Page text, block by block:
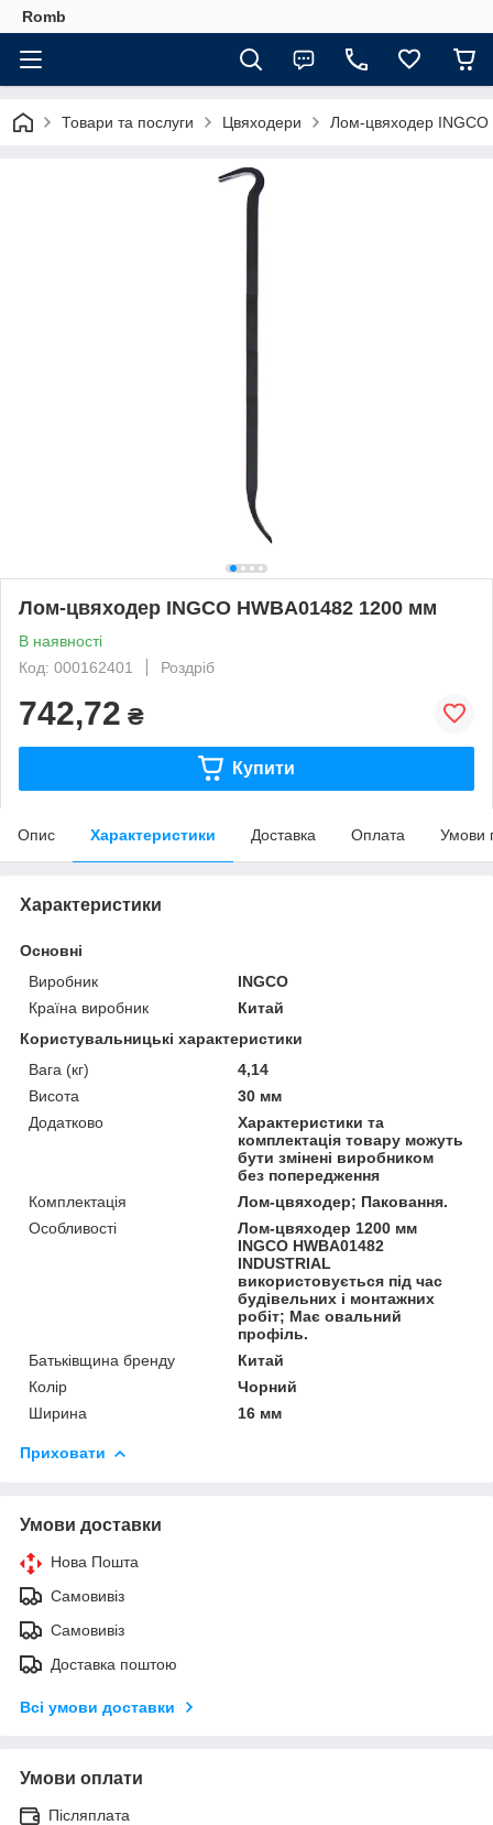
Romb
Товари та послуги Цвяходери Лом-цвяходер
Лом-цвяходер INGCO HWBA01482 1200 мм
В наявності
Код: 000162401
Роздріб
742,72 ₴
Купити
Опис Характеристики Доставка Оплата Умови
Характеристики
Основні
Виробник
INGCO
Країна виробник
Китай
Користувальницькі характеристики
Вага (кг)
4,14
Висота
30 мм
Додатково
Характеристики та
комплектація товару можуть
бути змінені виробником
без попередження
Комплектація
Лом-цвяходер; Паковання.
Особливості
Лом-цвяходер 1200 мм
INGCO HWBA01482
INDUSTRIAL
використовується під час
будівельних і монтажних
робіт; Має овальний
профіль.
Батьківщина бренду
Китай
Колір
Чорний
Ширина
16 мм
Приховати
Умови доставки
Нова Пошта
Самовивіз
Самовивіз
Доставка поштою
Всі умови доставки
Умови оплати
Післяплата